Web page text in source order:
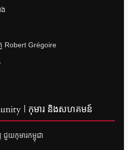
Robert Grégoire
| កុមារ និងសហគមន៍
យកុមារកម្ពុជា